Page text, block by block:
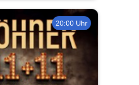
20:00 Uhr